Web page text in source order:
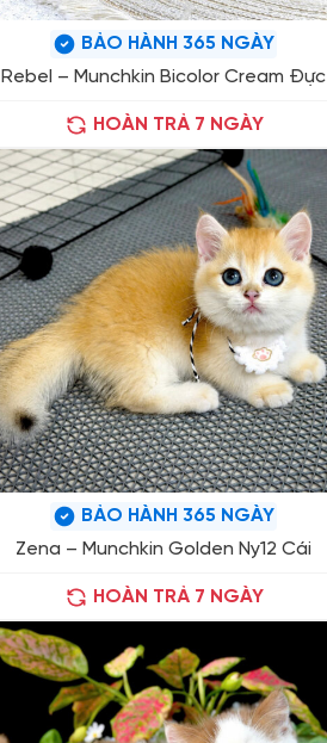
BẢO HÀNH 365 NGÀY
Rebel – Munchkin Bicolor Cream Đực
HOÀN TRẢ 7 NGÀY
BẢO HÀNH 365 NGÀY
Zena – Munchkin Golden Ny12 Cái
HOÀN TRẢ 7 NGÀY